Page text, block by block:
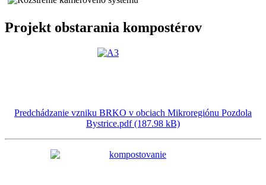
Projekt obstarania kompostérov
Predchádzanie vzniku BRKO v obciach Mikroregiónu Pozdola
Bystrice.pdf (187.98 kB)